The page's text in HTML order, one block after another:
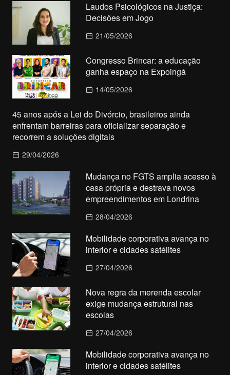
Laudos Psicológicos na Justiça:
Decisões em Jogo
21/05/2026
Congresso Brincar: a educação
ganha espaço na Expoingá
14/05/2026
45 anos após a Lei do Divórcio, brasileiros ainda
enfrentam barreiras para oficializar separação e
recorrem a soluções digitais
29/04/2026
Mudança no FGTS amplia acesso à
casa própria e destrava novos
empreendimentos em Londrina
28/04/2026
Mobilidade corporativa avança no
interior e cidades satélites
27/04/2026
Nova regra da merenda escolar
exige mudança estrutural nas
escolas
27/04/2026
Mobilidade corporativa avança no
interior e cidades satélites